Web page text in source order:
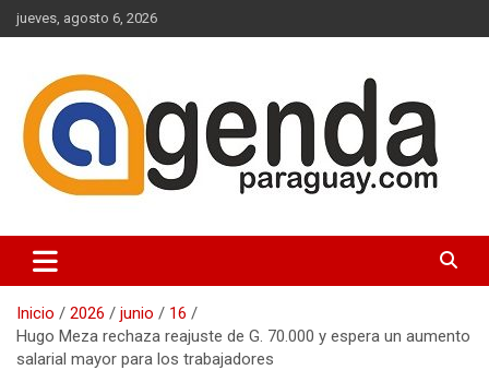
Saltar
al
jueves, agosto 6, 2026
Agenda Paraguay
Inicio 2026 junio
16
Hugo Meza rechaza reajuste de G. 70.000 y espera un aumento
salarial mayor para los trabajadores